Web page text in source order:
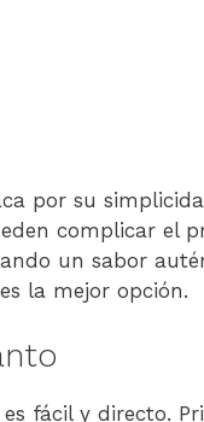
por su
complicar el
un sabor
la mejor opción.
fácil y directo.